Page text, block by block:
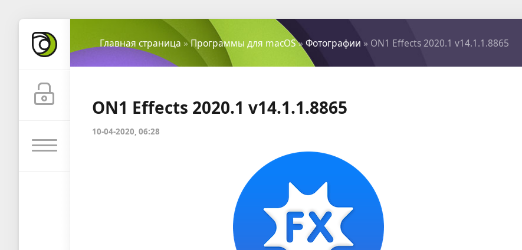
Главная страница »Программы для macOS» Фотографии » ON1 Effects 2020.1 v14.1.1.8865
ON1 Effects 2020.1 v14.1.1.8865
10-04-2020, 06:28